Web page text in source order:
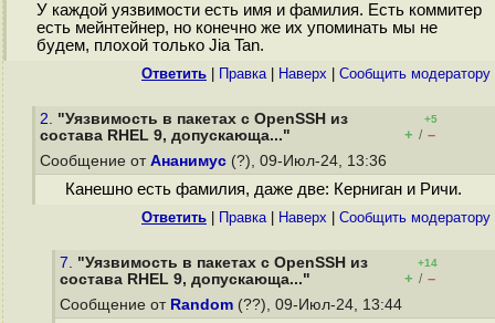
У каждой уязвимости есть имя и фамилия. Есть коммитер
есть мейнтейнер, но конечно же их упоминать мы не
будем, плохой только Jia Tan.
Ответить Правка| Наверх Cообщить модератору
2. "Уязвимость в пакетах с OpenSSH из
состава RHEL 9, допускающа..."
+5
+ / –
Сообщение от Ананимус (?), 09-Июл-24, 13:36
Канешно есть фамилия, даже две: Керниган и Ричи.
Ответить Правка| Наверх Cообщить модератору
7. "Уязвимость в пакетах с OpenSSH из
состава RHEL 9, допускающа..."
+14
+ / –
Сообщение от Random (??), 09-Июл-24, 13:44